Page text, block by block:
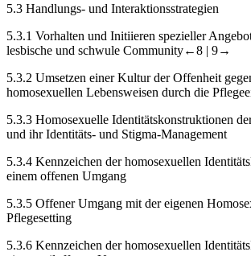
5.3 Handlungs- und Interaktionsstrategien
5.3.1 Vorhalten und Initiieren spezieller
lesbische und schwule Community←8 | 9→
5.3.2 Umsetzen einer Kultur der Offenheit
homosexuellen Lebensweisen durch die
5.3.3 Homosexuelle Identitätskonstruktionen
und ihr Identitäts- und Stigma-Management
5.3.4 Kennzeichen der homosexuellen
einem offenen Umgang
5.3.5 Offener Umgang mit der eigenen
Pflegesetting
5.3.6 Kennzeichen der homosexuellen